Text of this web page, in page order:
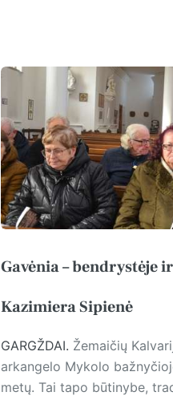
Gavėnia – bendrystėje
Kazimiera Sipienė
GARGŽDAI. Žemaičių
arkangelo Mykolo
metų. Tai tapo būtinybe,